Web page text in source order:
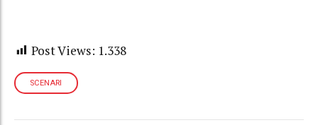
Post Views: 1.338
SCENARI